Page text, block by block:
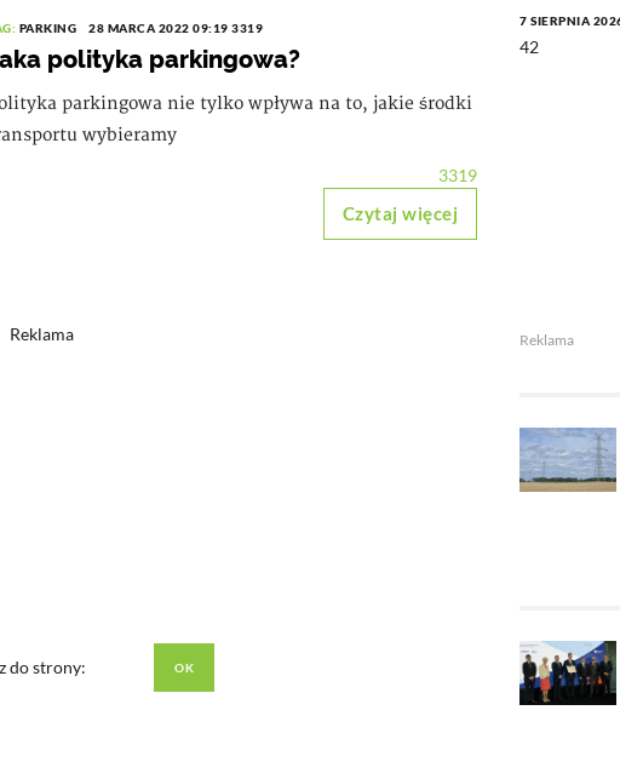
PARKING 28 MARCA 2022 09:19 3319
polityka parkingowa?
parkingowa nie tylko wpływa na to, jakie środki
wybieramy
3319
Czytaj więcej
Reklama
do strony:
7 SIERPNIA
42
Reklama